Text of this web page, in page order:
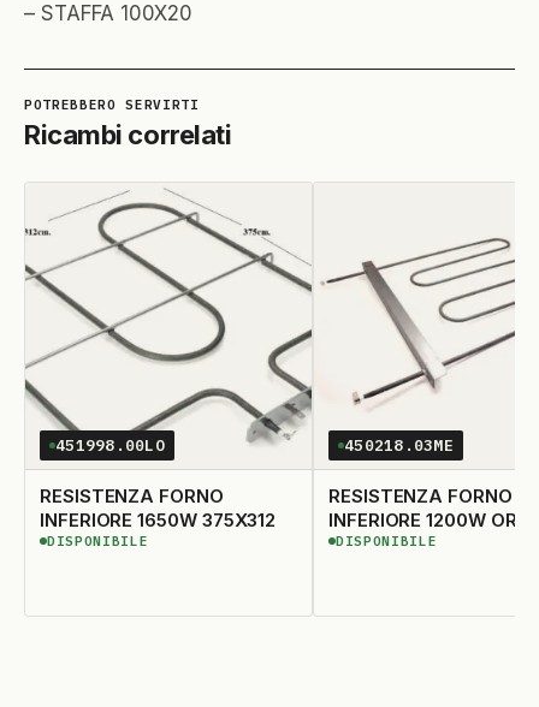
– STAFFA 100X20
Ricambi correlati
451998.00LO
RESISTENZA FORNO
INFERIORE 1650W 375X312
DISPONIBILE
DISPONIBILE
450218.03ME
RESISTENZA FORNO
INFERIORE 1200W
DISPONIBILE
DISPONIBILE